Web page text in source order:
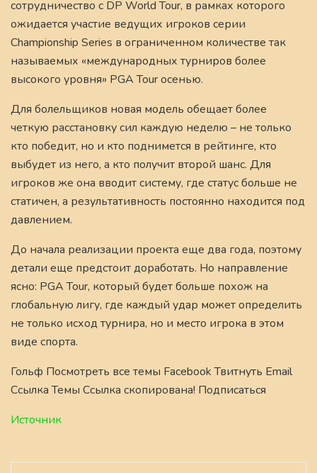
сотрудничество с DP World Tour, в рамках которого
ожидается участие ведущих игроков серии
Championship Series в ограниченном количестве так
называемых «международных турниров более
высокого уровня» PGA Tour осенью.
Для болельщиков новая модель обещает более
четкую расстановку сил каждую неделю – не только
кто победит, но и кто поднимется в рейтинге, кто
выбудет из него, а кто получит второй шанс. Для
игроков же она вводит систему, где статус больше не
статичен, а результативность постоянно находится под
давлением.
До начала реализации проекта еще два года, поэтому
детали еще предстоит доработать. Но направление
ясно: PGA Tour, который будет больше похож на
глобальную лигу, где каждый удар может определить
не только исход турнира, но и место игрока в этом
виде спорта.
Гольф Посмотреть все темы Facebook Твитнуть Email
Ссылка Темы Ссылка скопирована! Подписаться
Источник